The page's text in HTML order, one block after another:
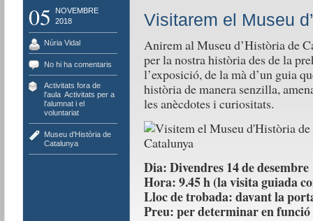
05
NOVEMBRE
2018
Núria Vidal
No hi ha comentaris
Activitats fora de
l'aula, Activitats per a
l'alumnat i el
voluntariat
Museu d'Història de
Catalunya
Visitarem el Museu
Anirem al Museu d’Història de
per la nostra història des de la
l’exposició, de la mà d’un guia
història de manera senzilla,
les anècdotes i curiositats.
Dia: Divendres 14 de desembre
Hora: 9.45 h (la visita guiada
Lloc de trobada: davant la
Preu: per determinar en funció